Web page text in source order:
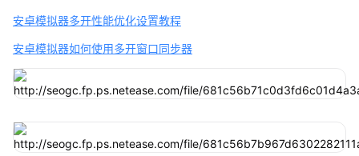
安卓模拟器多开性能优化设置教程
安卓模拟器如何使用多开窗口同步器